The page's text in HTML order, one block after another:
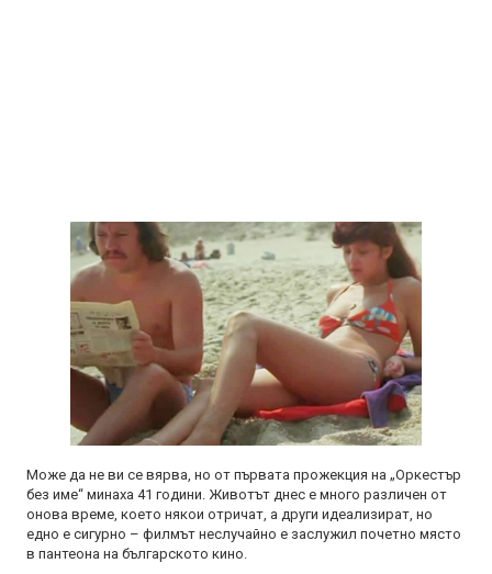
Може да не ви се вярва, но от първата прожекция на „Оркестър
без име“ минаха 41 години. Животът днес е много различен от
онова време, което някои отричат, а други идеализират, но
едно е сигурно – филмът неслучайно е заслужил почетно място
в пантеона на българското кино.